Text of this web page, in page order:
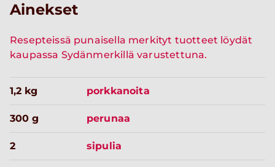
Ainekset
Resepteissä punaisella merkityt tuotteet löydät
kaupassa Sydänmerkillä varustettuna.
1,2 kg porkkanoita
300 g perunaa
2 sipulia